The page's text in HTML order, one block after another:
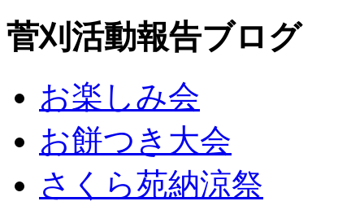
菅刈活動報告ブログ
お楽しみ会
お餅つき大会
さくら苑納涼祭